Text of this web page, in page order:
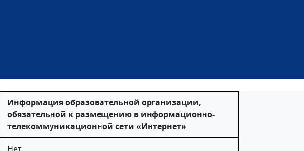
Информация образовательной организации,
обязательной к размещению в информационно-
телекоммуникационной сети «Интернет»
Нет.